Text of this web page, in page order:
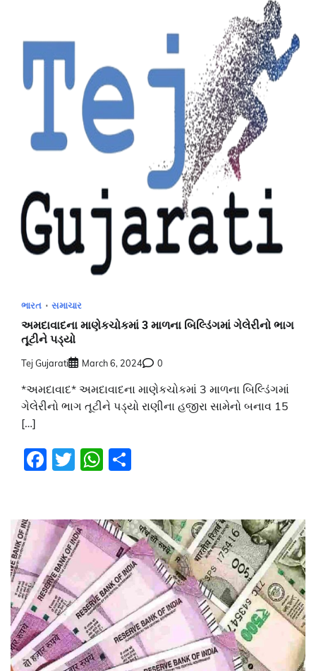
ભારત સમાચાર
અમદાવાદના માણેકચોકમાં 3 માળના બિલ્ડિંગમાં ગેલેરીનો ભાગ
તૂટીને પડ્યો
Tej Gujarati March 6, 2024 0
*અમદાવાદ* અમદાવાદના માણેકચોકમાં 3 માળના બિલ્ડિંગમાં
ગેલેરીનો ભાગ તૂટીને પડ્યો રાણીના હજીરા સામેનો બનાવ 15
[…]
Facebook
TwitterWhatsApp